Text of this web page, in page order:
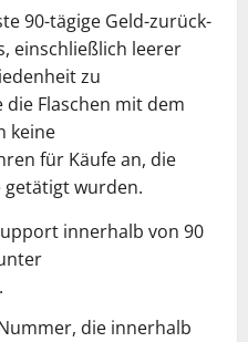
90-tägige Geld-zurück-
einschließlich leerer
zu
die Flaschen mit dem
keine
für Käufe an, die
wurden.
innerhalb von 90
die innerhalb